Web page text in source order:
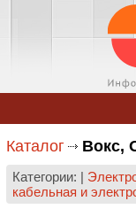
Каталог Вокс,
Категории: |
кабельная и